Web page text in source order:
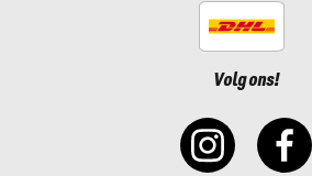
Volg ons!